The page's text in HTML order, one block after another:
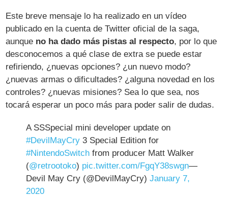
Este breve mensaje lo ha realizado en un vídeo
publicado en la cuenta de Twitter oficial de la saga,
aunque no ha dado más pistas al respecto, por lo que
desconocemos a qué clase de extra se puede estar
refiriendo, ¿nuevas opciones? ¿un nuevo modo?
¿nuevas armas o dificultades? ¿alguna novedad en los
controles? ¿nuevas misiones? Sea lo que sea, nos
tocará esperar un poco más para poder salir de dudas.
A SSSpecial mini developer update on
#DevilMayCry 3 Special Edition for
#NintendoSwitch from producer Matt Walker
(@retrootoko) pic.twitter.com/FgqY38swgn—
Devil May Cry (@DevilMayCry)January 7,
2020